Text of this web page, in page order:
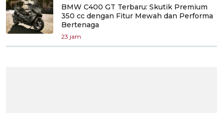
BMW C400 GT Terbaru: Skutik Premium
350 cc dengan Fitur Mewah dan Performa
Bertenaga
23 jam